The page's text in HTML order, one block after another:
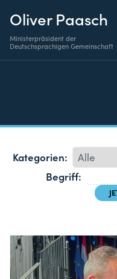
Oliver Paasch
Ministerpräsident der
Deutschsprachigen Gemeinschaft
Kategorien:
Begriff: